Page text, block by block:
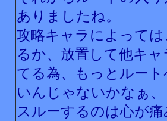
ありましたね。
攻略キャラによって
るか、放置して他キ
てる為、もっとルー
いんじゃないかなぁ
スルーするのは心が